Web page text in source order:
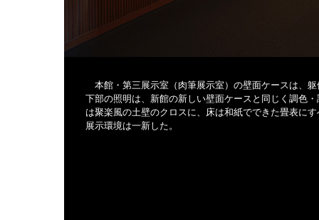
本館・第三展示室（肉筆展示室）の壁面ケースは、
下部の照明は、新館の新しい壁面ケースと同じく調色
は聚楽風の土壁のクロスに、床は和紙でできた畳表に
展示環境は一新した。